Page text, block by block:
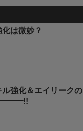
化は微妙？
ル強化＆エイリークの
)━━━!!